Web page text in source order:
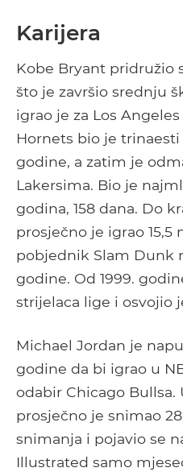
Karijera
Kobe Bryant pridružio
što je završio srednju
igrao je za Los
Hornets bio je
godine, a zatim je
Lakersima. Bio je
godina, 158 dana. Do
prosječno je igrao 15,5
pobjednik Slam Dunk
godine. Od 1999.
strijelaca lige i osvojio
Michael Jordan je
godine da bi igrao u
odabir Chicago Bullsa.
prosječno je snimao
snimanja i pojavio se
Illustrated samo